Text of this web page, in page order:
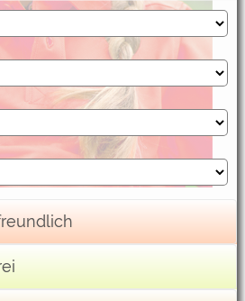
jeweiligen Anbieters
Anfahrt https://policies.google.com/privacy
https://policies.google.com/privacy